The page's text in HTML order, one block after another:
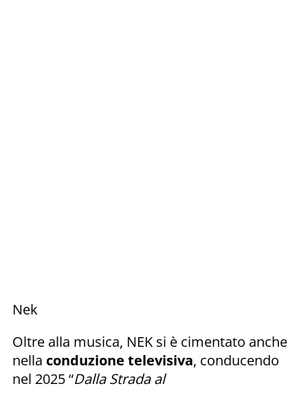
Nek
Oltre alla musica, NEK si è cimentato anche
nella conduzione televisiva, conducendo
nel 2025 “Dalla Strada al